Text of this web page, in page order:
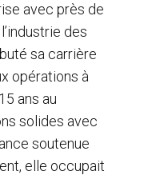
avec près de
des
sa carrière
opérations à
ans au
solides avec
soutenue
elle occupait